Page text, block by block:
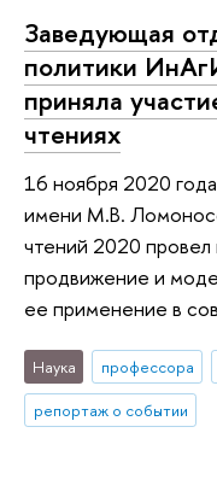
Заведующая
политики
приняла
чтениях
16 ноября 2020
имени М.В.
чтений 2020 провел
продвижение и
ее применение в
Наука профессора
репортаж о событии